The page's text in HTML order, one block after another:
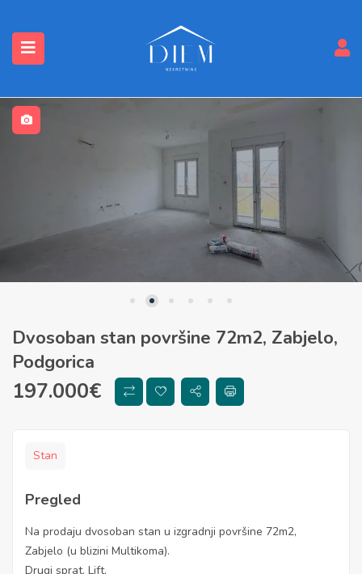
(Nekretnine)
Dvosoban stan površine 72m2, Zabjelo,
Podgorica
197.000€
Stan
Pregled
Na prodaju dvosoban stan u izgradnji površine 72m2,
Zabjelo (u blizini Multikoma).
Drugi sprat. Lift.